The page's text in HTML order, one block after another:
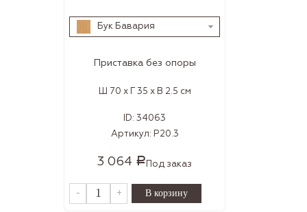
Бук Бавария
Приставка без опоры
Ш 70 x Г 35 x В 2.5 см
ID: 34063
Артикул: Р20.3
3 064 РПод заказ
- +